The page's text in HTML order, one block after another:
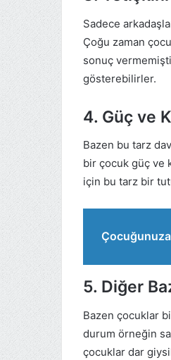
Sadece
Çoğu zaman
sonuç
gösterebilirler.
4. Güç ve
Bazen bu tarz
bir çocuk güç ve
için bu tarz bir
5. Diğer
Bazen çocuklar
durum örneğin
çocuklar dar